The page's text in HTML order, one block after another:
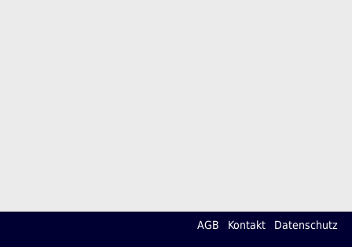
AGB Kontakt Datenschutz